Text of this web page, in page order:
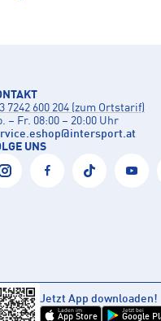
7242 600 204 (zum Ortstarif)
– Fr. 08:00 – 20:00 Uhr
@intersport.at
UNS
Jetzt App downloaden!
Laden im
App Store
Jetzt bei
Google